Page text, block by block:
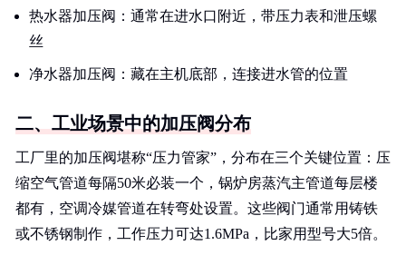
热水器加压阀：通常在进水口附近，带压力表和泄压螺
丝
净水器加压阀：藏在主机底部，连接进水管的位置
二、工业场景中的加压阀分布
工厂里的加压阀堪称“压力管家”，分布在三个关键位置：压
缩空气管道每隔50米必装一个，锅炉房蒸汽主管道每层楼
都有，空调冷媒管道在转弯处设置。这些阀门通常用铸铁
或不锈钢制作，工作压力可达1.6MPa，比家用型号大5倍。